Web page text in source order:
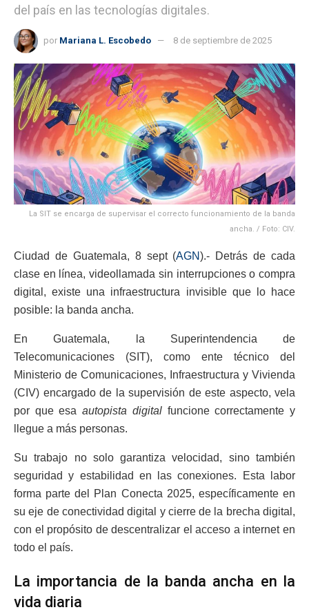
del país en las tecnologías digitales.
por Mariana L. Escobedo 8 de septiembre de 2025
La SIT se encarga de supervisar el correcto funcionamiento de la banda
ancha. / Foto: CIV.
Ciudad de Guatemala, 8 sept (AGN).- Detrás de cada
clase en línea, videollamada sin interrupciones o compra
digital, existe una infraestructura invisible que lo hace
posible: la banda ancha.
En Guatemala, la Superintendencia de
Telecomunicaciones (SIT), como ente técnico del
Ministerio de Comunicaciones, Infraestructura y Vivienda
(CIV) encargado de la supervisión de este aspecto, vela
por que esaautopista digitalfuncione correctamente y
llegue a más personas.
Su trabajo no solo garantiza velocidad, sino también
seguridad y estabilidad en las conexiones. Esta labor
forma parte del Plan Conecta 2025, específicamente en
su eje de conectividad digital y cierre de la brecha digital,
con el propósito de descentralizar el acceso a internet en
todo el país.
La importancia de la banda ancha en la
vida diaria